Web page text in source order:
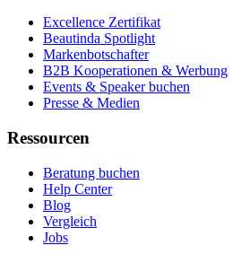
Excellence Zertifikat
Beautinda Spotlight
Markenbotschafter
B2B Kooperationen & Werbung
Events & Speaker buchen
Presse & Medien
Ressourcen
Beratung buchen
Help Center
Blog
Vergleich
Jobs